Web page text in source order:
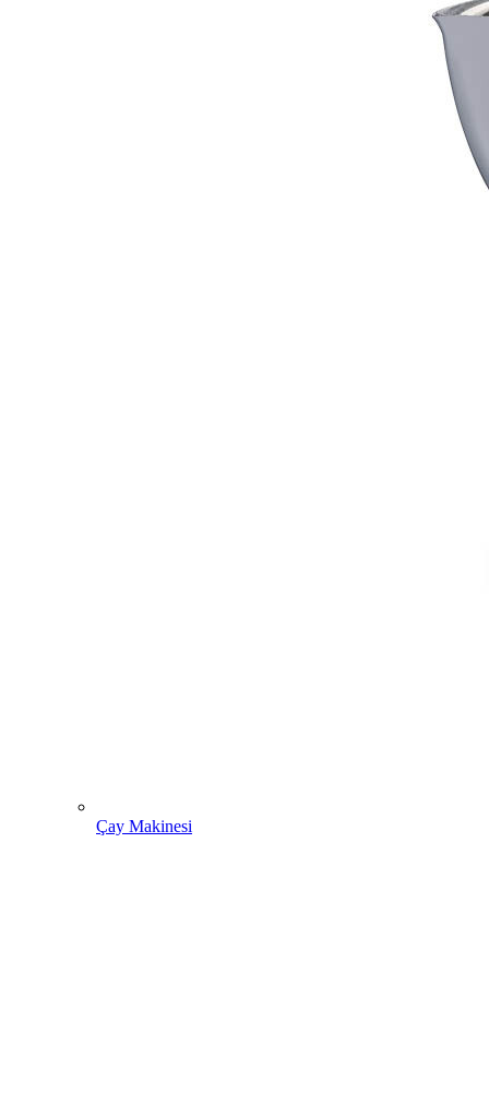
Çay Makinesi